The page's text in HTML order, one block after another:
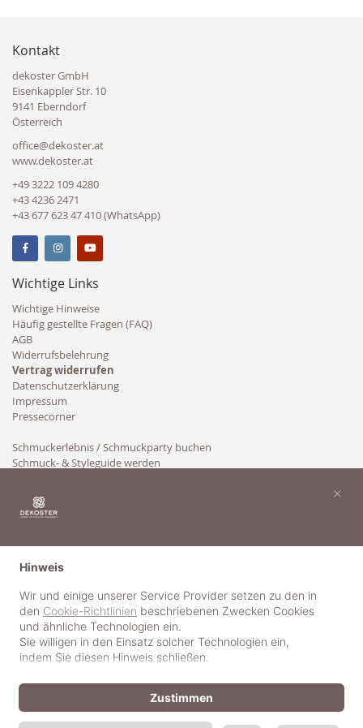
Kontakt
dekoster GmbH
Eisenkappler Str. 10
9141 Eberndorf
Österreich
office@dekoster.at
www.dekoster.at
+49 3222 109 4280
+43 4236 2471
+43 677 623 47 410 (WhatsApp)
Wichtige Links
Wichtige Hinweise
Häufig gestellte Fragen (FAQ)
AGB
Widerrufsbelehrung
Vertrag widerrufen
Datenschutzerklärung
Impressum
Pressecorner
Schmuckerlebnis / Schmuckparty buchen
Schmuck- & Styleguide werden
Hinweis
Wir und einige unserer Service Provider setzen zu den in
den Cookie-Richtlinien beschriebenen Zwecken Cookies
und ähnliche Technologien ein.
Sie willigen in den Einsatz solcher Technologien ein,
indem Sie diesen Hinweis schließen.
Zustimmen
×